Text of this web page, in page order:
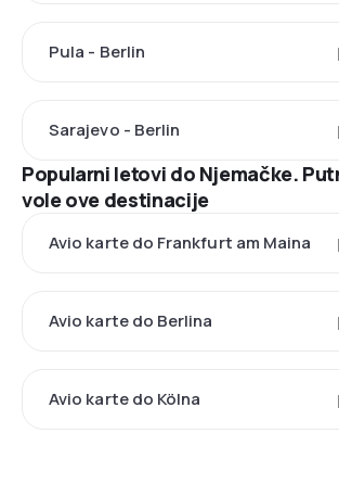
Pula - Berlin
Sarajevo - Berlin
Popularni letovi do Njemačke.
vole ove destinacije
Avio karte do Frankfurt am Maina
Avio karte do Berlina
Avio karte do Kölna